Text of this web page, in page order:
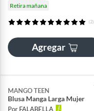
Retira mañana
(2)
Agregar
MANGO TEEN
Blusa Manga Larga Mujer
Por FALABELLA